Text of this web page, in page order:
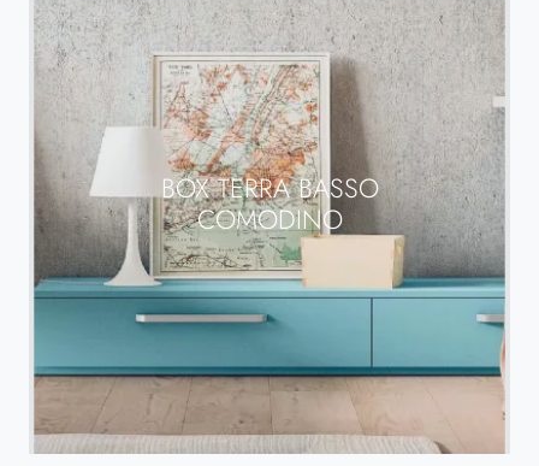
BOX TERRA BASSO
COMODINO